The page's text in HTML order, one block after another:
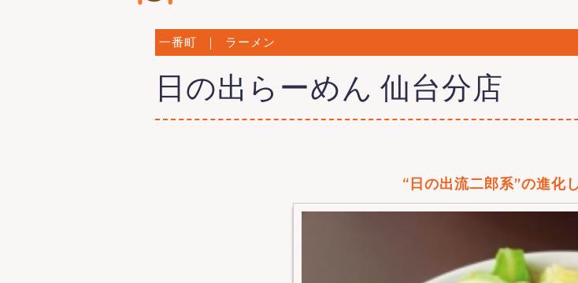
一番町 ｜ ラーメン
日の出らーめん 仙台分店
“日の出流二郎系”の進化